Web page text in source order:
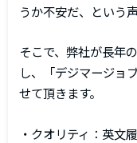
うか不安だ、という
そこで、弊社が長年
し、「デジマージョ
せて頂きます。
・クオリティ：英文